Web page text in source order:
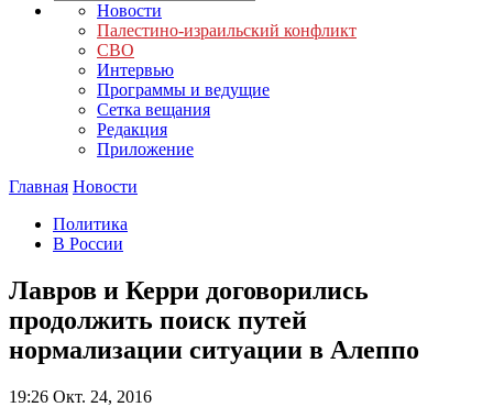
Новости
Палестино-израильский конфликт
СВО
Интервью
Программы и ведущие
Сетка вещания
Редакция
Приложение
Главная Новости
Политика
В России
Лавров и Керри договорились
продолжить поиск путей
нормализации ситуации в Алеппо
19:26 Окт. 24, 2016